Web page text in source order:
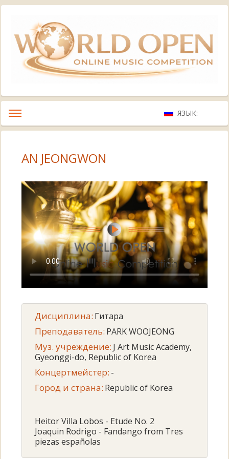
ЯЗЫК:
AN JEONGWON
Дисциплина: Гитара
Преподаватель: PARK WOOJEONG
Муз. учреждение: J Art Music Academy,
Gyeonggi-do, Republic of Korea
Концертмейстер: -
Город и страна: Republic of Korea
Heitor Villa Lobos - Etude No. 2
Joaquin Rodrigo - Fandango from Tres
piezas españolas